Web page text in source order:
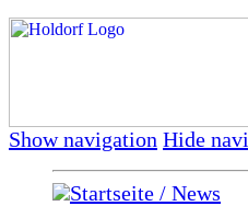
Show navigation Hide
Startseite / News